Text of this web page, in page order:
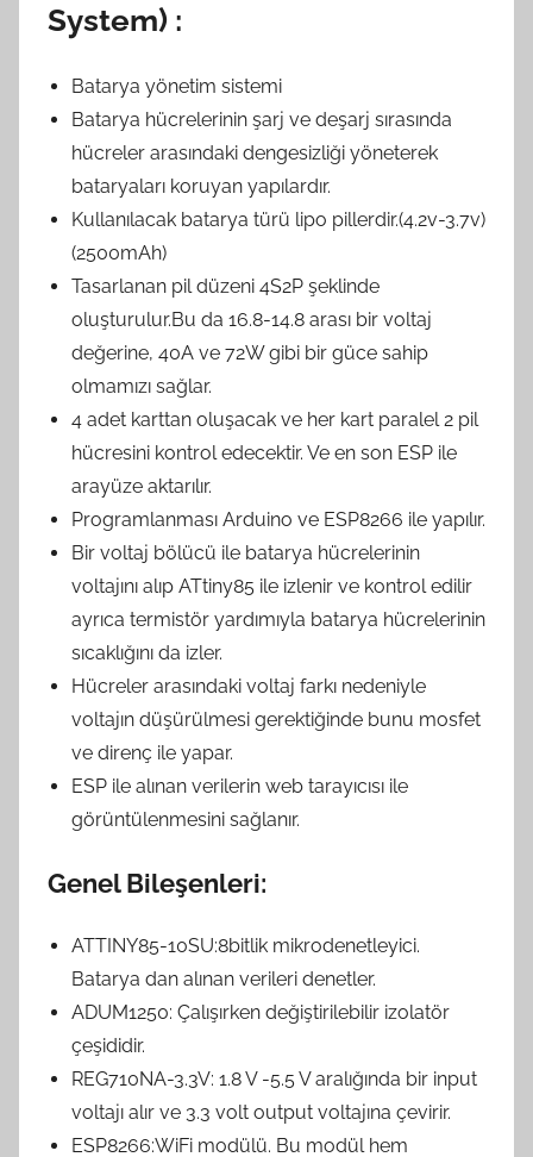
System) :
Batarya yönetim sistemi
Batarya hücrelerinin şarj ve deşarj sırasında
hücreler arasındaki dengesizliği yöneterek
bataryaları koruyan yapılardır.
Kullanılacak batarya türü lipo pillerdir.(4.2v-3.7v)
(2500mAh)
Tasarlanan pil düzeni 4S2P şeklinde
oluşturulur.Bu da 16.8-14.8 arası bir voltaj
değerine, 40A ve 72W gibi bir güce sahip
olmamızı sağlar.
4 adet karttan oluşacak ve her kart paralel 2 pil
hücresini kontrol edecektir. Ve en son ESP ile
arayüze aktarılır.
Programlanması Arduino ve ESP8266 ile yapılır.
Bir voltaj bölücü ile batarya hücrelerinin
voltajını alıp ATtiny85 ile izlenir ve kontrol edilir
ayrıca termistör yardımıyla batarya hücrelerinin
sıcaklığını da izler.
Hücreler arasındaki voltaj farkı nedeniyle
voltajın düşürülmesi gerektiğinde bunu mosfet
ve direnç ile yapar.
ESP ile alınan verilerin web tarayıcısı ile
görüntülenmesini sağlanır.
Genel Bileşenleri:
ATTINY85-10SU:8bitlik mikrodenetleyici.
Batarya dan alınan verileri denetler.
ADUM1250: Çalışırken değiştirilebilir izolatör
çeşididir.
REG710NA-3.3V: 1.8 V -5.5 V aralığında bir input
voltajı alır ve 3.3 volt output voltajına çevirir.
ESP8266:WiFi modülü. Bu modül hem